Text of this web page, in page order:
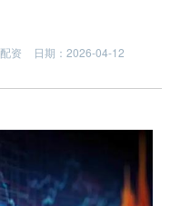
资
日期：2026-04-12